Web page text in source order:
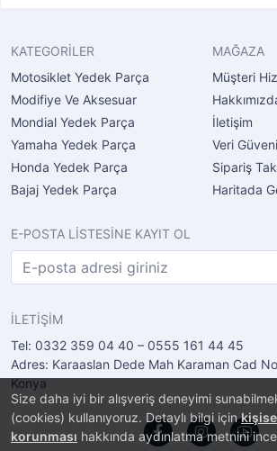
Size daha iyi bir alışveriş deneyimi
(cookies) kullanıyoruz. Detaylı bilgi için
korunması hakkında aydınlatma metnini
KATEGORİLER
Motosiklet Yedek Parça
Modifiye Ve Aksesuar
Mondial Yedek Parça
Yamaha Yedek Parça
Honda Yedek Parça
Bajaj Yedek Parça
MAĞAZA
Müşteri
İletişim
Veri
Sipariş
Haritada
E-POSTA LİSTESİNE KAYIT OL
İLETİŞİM
Tel: 0332 359 04 40 – 0555 161 44 45
Adres: Karaaslan Dede Mah Karaman Cad
Konya